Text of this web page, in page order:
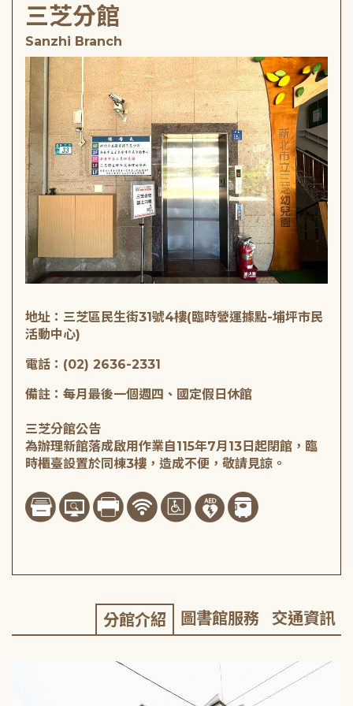
三芝分館
Sanzhi Branch
地址：三芝區民生街31號4樓(臨時營運據點-埔坪市民
活動中心)
電話：(02) 2636-2331
備註：每月最後一個週四、國定假日休館
三芝分館公告
為辦理新館落成啟用作業自115年7月13日起閉館，臨
時櫃臺設置於同棟3樓，造成不便，敬請見諒。
分館介紹 圖書館服務 交通資訊